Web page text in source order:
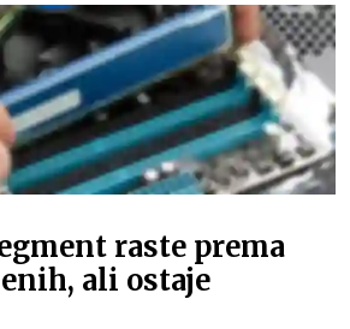
raste prema
ali ostaje